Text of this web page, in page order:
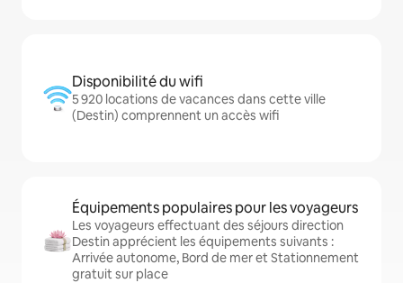
Disponibilité du wifi
5 920 locations de vacances dans cette ville
(Destin) comprennent un accès wifi
Équipements populaires pour les voyageurs
Les voyageurs effectuant des séjours direction
Destin apprécient les équipements suivants :
Arrivée autonome, Bord de mer et Stationnement
gratuit sur place